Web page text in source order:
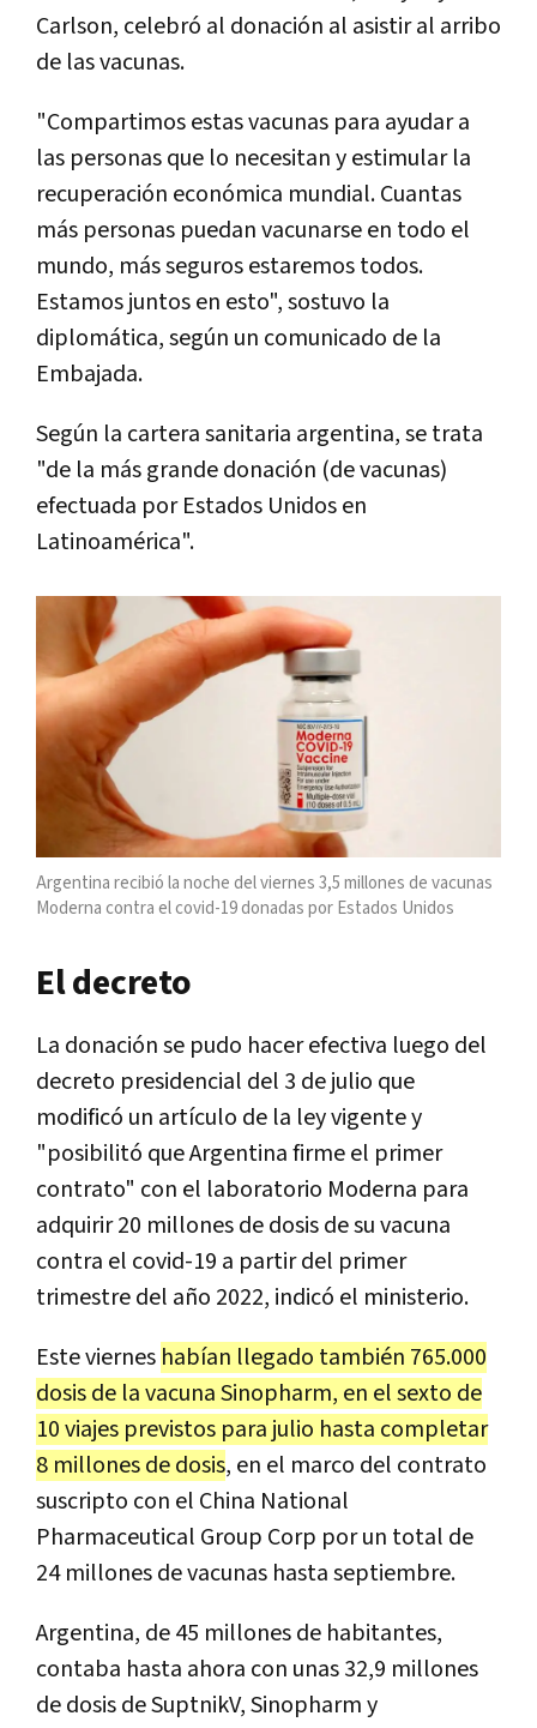
Carlson, celebró al donación al asistir al arribo
de las vacunas.
"Compartimos estas vacunas para ayudar a
las personas que lo necesitan y estimular la
recuperación económica mundial. Cuantas
más personas puedan vacunarse en todo el
mundo, más seguros estaremos todos.
Estamos juntos en esto", sostuvo la
diplomática, según un comunicado de la
Embajada.
Según la cartera sanitaria argentina, se trata
"de la más grande donación (de vacunas)
efectuada por Estados Unidos en
Latinoamérica".
Argentina recibió la noche del viernes 3,5 millones de vacunas
Moderna contra el covid-19 donadas por Estados Unidos
El decreto
La donación se pudo hacer efectiva luego del
decreto presidencial del 3 de julio que
modificó un artículo de la ley vigente y
"posibilitó que Argentina firme el primer
contrato" con el laboratorio Moderna para
adquirir 20 millones de dosis de su vacuna
contra el covid-19 a partir del primer
trimestre del año 2022, indicó el ministerio.
Este viernes habían llegado también 765.000
dosis de la vacuna Sinopharm, en el sexto de
10 viajes previstos para julio hasta completar
8 millones de dosis, en el marco del contrato
suscripto con el China National
Pharmaceutical Group Corp por un total de
24 millones de vacunas hasta septiembre.
Argentina, de 45 millones de habitantes,
contaba hasta ahora con unas 32,9 millones
de dosis de SuptnikV, Sinopharm y